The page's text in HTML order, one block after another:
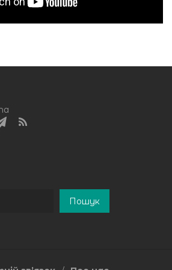
Пошук